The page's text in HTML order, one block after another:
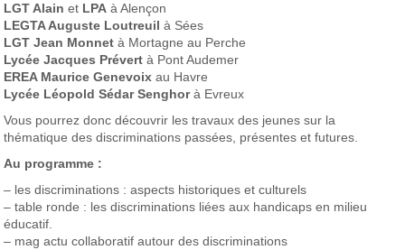
LGT Alain et LPA à Alençon
LEGTA Auguste Loutreuil à Sées
LGT Jean Monnet à Mortagne au Perche
Lycée Jacques Prévert à Pont Audemer
EREA Maurice Genevoix au Havre
Lycée Léopold Sédar Senghorà Evreux
Vous pourrez donc découvrir les travaux des jeunes sur la
thématique des discriminations passées, présentes et futures.
Au programme :
– les discriminations : aspects historiques et culturels
– table ronde : les discriminations liées aux handicaps en milieu
éducatif.
– mag actu collaboratif autour des discriminations